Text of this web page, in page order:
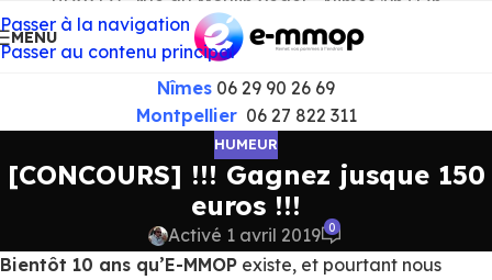
Passer à la navigation
Passer au contenu principal
MENU
Nîmes 06 29 90 26 69
Montpellier06 27 822 311
HUMEUR
[CONCOURS] !!! Gagnez jusque 150
euros !!!
Activé 1 avril 2019 0
Bientôt 10 ans qu’E-MMOP existe, et pourtant nous